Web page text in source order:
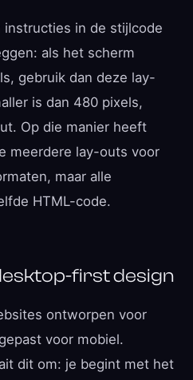
instructies in de stijlcode
als het scherm
gebruik dan deze lay-
is dan 480 pixels,
Op die manier heeft
meerdere lay-outs voor
maar alle
HTML-code.
first design
ontworpen voor
voor mobiel.
dit om: je begint met het